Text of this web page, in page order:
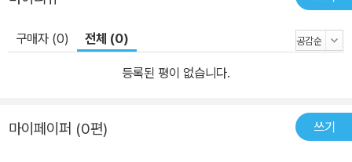
구매자 (0) 전체 (0)
등록된 평이 없습니다.
마이페이퍼 (0편) 쓰기